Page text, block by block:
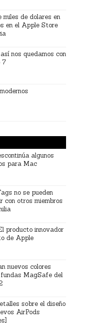
miles de dolares en
en el Apple Store
nos quedamos con
7
algunos
para Mac
no se pueden
con otros miembros
producto innovador
de Apple
nuevos colores
MagSafe del
sobre el diseño
AirPods